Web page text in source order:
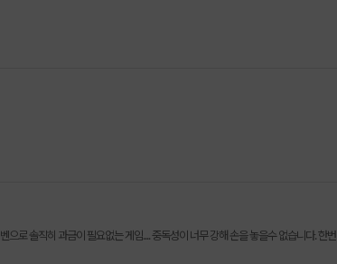
로 솔직히 과금이 필요없는 게임.... 중독성이 너무 강해 손을 놓을수 없습니다. 한